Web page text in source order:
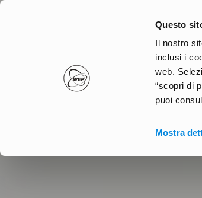
Questo
Il nostro
inclusi i
web.
“scopri di
puoi
Mostra
Skip